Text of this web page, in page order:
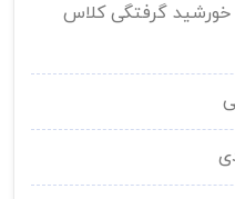
خورشید گرفتگی کلاس